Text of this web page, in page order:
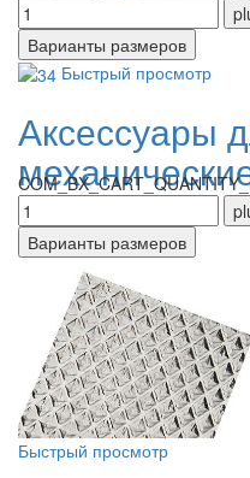
Быстрый просмотр
Аксессуары
Быстрый просмотр